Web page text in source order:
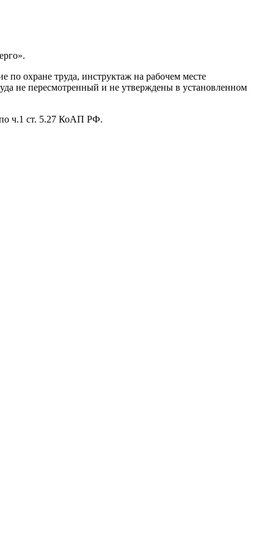
охране труда, инструктаж на рабочем месте
не пересмотренный и не утверждены в установленном
по ч.1 ст. 5.27 КоАП РФ.